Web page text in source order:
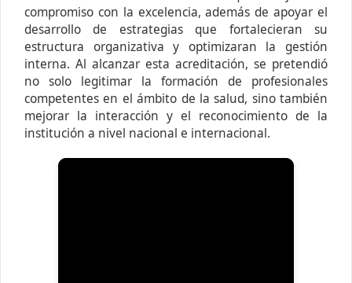
compromiso con la excelencia, además de apoyar el
desarrollo de estrategias que fortalecieran su
estructura organizativa y optimizaran la gestión
interna. Al alcanzar esta acreditación, se pretendió
no solo legitimar la formación de profesionales
competentes en el ámbito de la salud, sino también
mejorar la interacción y el reconocimiento de la
institución a nivel nacional e internacional.